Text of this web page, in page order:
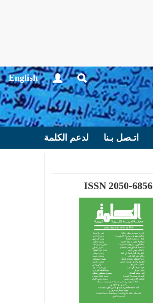
English
اتـصل بـنا لدعم الكلمة
ISSN 2050-6856